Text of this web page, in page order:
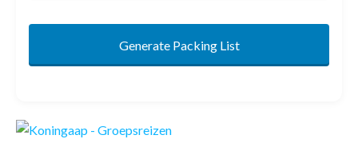
Generate Packing List